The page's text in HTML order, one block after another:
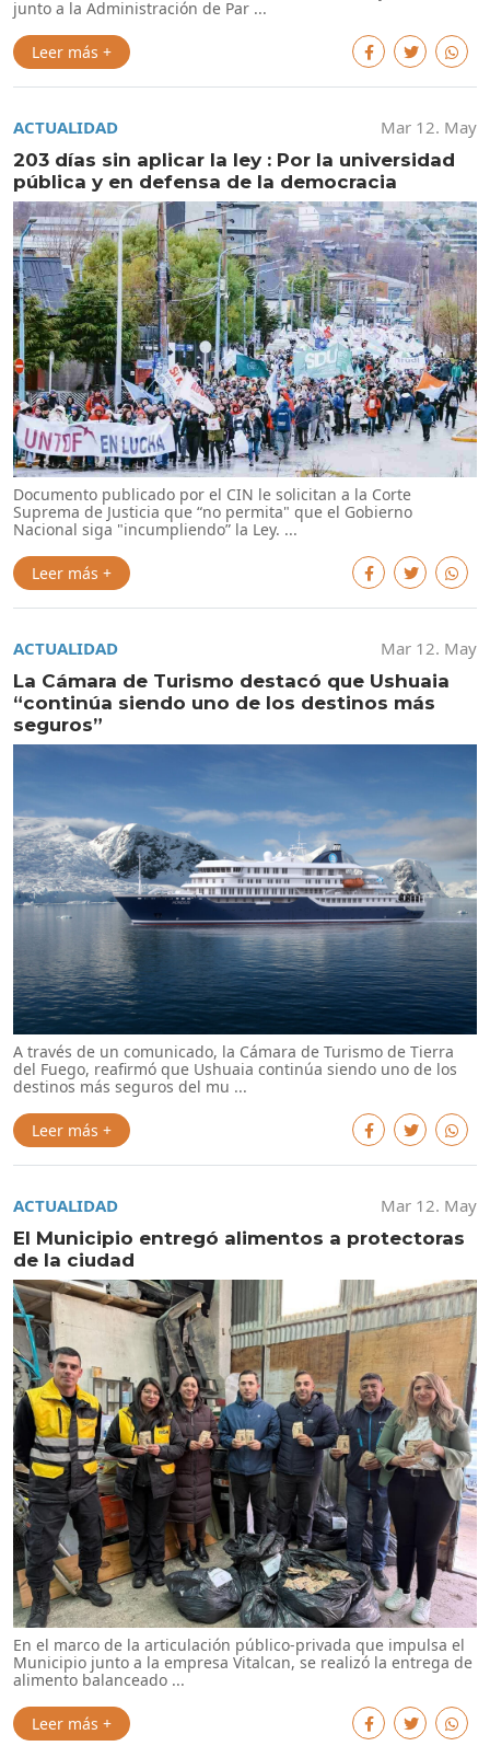
junto a la Administración de Par ...
Leer más +
ACTUALIDAD
Mar 12. May
203 días sin aplicar la ley : Por la universidad
pública y en defensa de la democracia
Documento publicado por el CIN le solicitan a la Corte
Suprema de Justicia que “no permita" que el Gobierno
Nacional siga "incumpliendo” la Ley. ...
Leer más +
ACTUALIDAD
Mar 12. May
La Cámara de Turismo destacó que Ushuaia
“continúa siendo uno de los destinos más
seguros”
A través de un comunicado, la Cámara de Turismo de Tierra
del Fuego, reafirmó que Ushuaia continúa siendo uno de los
destinos más seguros del mu ...
Leer más +
ACTUALIDAD
Mar 12. May
El Municipio entregó alimentos a protectoras
de la ciudad
En el marco de la articulación público-privada que impulsa el
Municipio junto a la empresa Vitalcan, se realizó la entrega de
alimento balanceado ...
Leer más +